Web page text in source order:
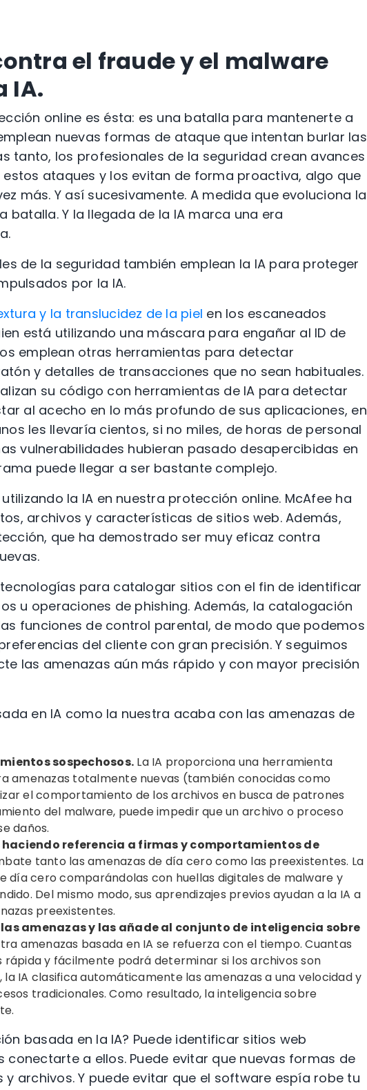
el fraude y el malware
IA.
online es ésta: es una batalla para mantenerte a
nuevas formas de ataque que intentan burlar las
tanto, los profesionales de la seguridad crean avances
ataques y los evitan de forma proactiva, algo que
más. Y así sucesivamente. A medida que evoluciona la
batalla. Y la llegada de la IA marca una era
de la seguridad también emplean la IA para proteger
por la IA.
y la translucidez de la piel en los escaneados
está utilizando una máscara para engañar al ID de
emplean otras herramientas para detectar
y detalles de transacciones que no sean habituales.
su código con herramientas de IA para detectar
al acecho en lo más profundo de sus aplicaciones, en
les llevaría cientos, si no miles, de horas de personal
vulnerabilidades hubieran pasado desapercibidas en
puede llegar a ser bastante complejo.
la IA en nuestra protección online. McAfee ha
archivos y características de sitios web. Además,
que ha demostrado ser muy eficaz contra
para catalogar sitios con el fin de identificar
u operaciones de phishing. Además, la catalogación
funciones de control parental, de modo que podemos
del cliente con gran precisión. Y seguimos
las amenazas aún más rápido y con mayor precisión
en IA como la nuestra acaba con las amenazas de
sospechosos. La IA proporciona una herramienta
amenazas totalmente nuevas (también conocidas como
el comportamiento de los archivos en busca de patrones
del malware, puede impedir que un archivo o proceso
daños.
referencia a firmas y comportamientos de
tanto las amenazas de día cero como las preexistentes. La
día cero comparándolas con huellas digitales de malware y
Del mismo modo, sus aprendizajes previos ayudan a la IA a
preexistentes.
amenazas y las añade al conjunto de inteligencia sobre
amenazas basada en IA se refuerza con el tiempo. Cuantas
rápida y fácilmente podrá determinar si los archivos son
la IA clasifica automáticamente las amenazas a una velocidad y
tradicionales. Como resultado, la inteligencia sobre
basada en la IA? Puede identificar sitios web
a ellos. Puede evitar que nuevas formas de
archivos. Y puede evitar que el software espía robe tu